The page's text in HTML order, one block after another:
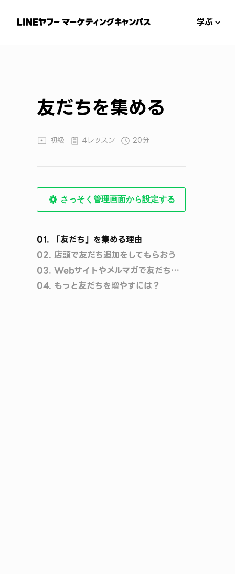
学ぶ
友だちを集める
初級 4レッスン 20分
さっそく管理画面から設定する
01.
「友だち」を集める理由
02. 店頭で友だち追加をしてもらおう
03. Webサイトやメルマガで友だち追加をしてもらおう
04. もっと友だちを増やすには？